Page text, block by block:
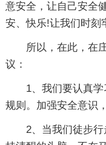
意安全，让自己安全
安、快乐!让我们时刻
所以，在此，在
议：
1、我们要认真
规则。加强安全意识
2、当我们徒步